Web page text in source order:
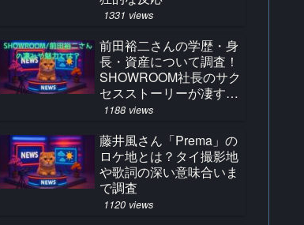
1331 views
前田裕二さんの学歴・身
長・資産について調査！
SHOWROOM社長のサク
セスストーリーが凄すぎ
る！
1188 views
藤井風さん「Prema」の
ロケ地とは？タイ撮影地
や歌詞の深い意味合いま
で調査
1120 views